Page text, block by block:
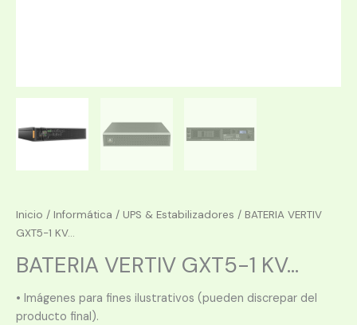
Inicio / Informática / UPS & Estabilizadores / BATERIA VERTIV
GXT5-1 KV...
BATERIA VERTIV GXT5-1 KV...
• Imágenes para fines ilustrativos (pueden discrepar del
producto final).